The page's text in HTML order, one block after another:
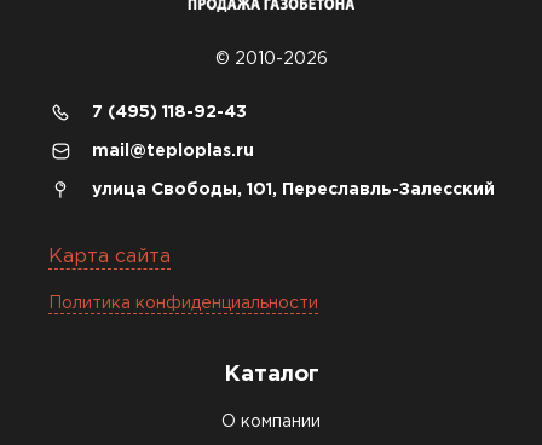
© 2010-2026
7 (495) 118-92-43
mail@teploplas.ru
улица Свободы, 101, Переславль-Залесский
Карта сайта
Политика конфиденциальности
Каталог
О компании